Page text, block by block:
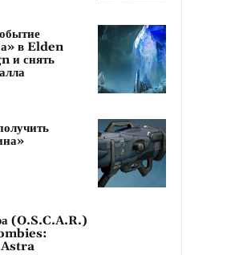
в Elden
и снять
(O.S.C.A.R.)
Astra